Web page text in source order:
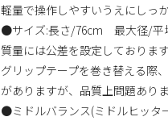
軽量で操作しやすいうえにしっ
●サイズ:長さ/76cm 最大径/
質量には公差を設定しておりま
グリップテープを巻き替える際
がありますが、品質上問題ありま
●ミドルバランス(ミドルヒッタ